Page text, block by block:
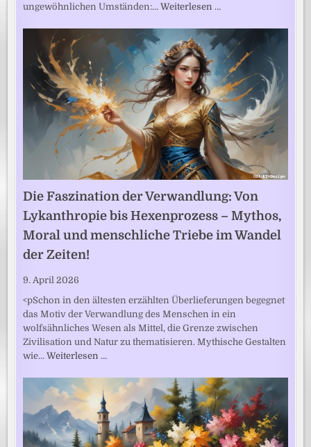
ungewöhnlichen Umständen:…Weiterlesen …
Die Faszination der Verwandlung: Von
Lykanthropie bis Hexenprozess – Mythos,
Moral und menschliche Triebe im Wandel
der Zeiten!
9. April 2026
<pSchon in den ältesten erzählten Überlieferungen begegnet
das Motiv der Verwandlung des Menschen in ein
wolfsähnliches Wesen als Mittel, die Grenze zwischen
Zivilisation und Natur zu thematisieren. Mythische Gestalten
wie…Weiterlesen …